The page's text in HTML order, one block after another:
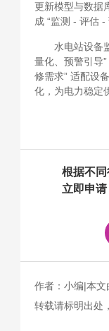
更新模型与数据
成 “监测 - 评估 -
水电站设备
量化、预警引导
修需求” 适配设
化，为电力稳定
根据不
立即申
作者：小编|本文
转载请标明出处